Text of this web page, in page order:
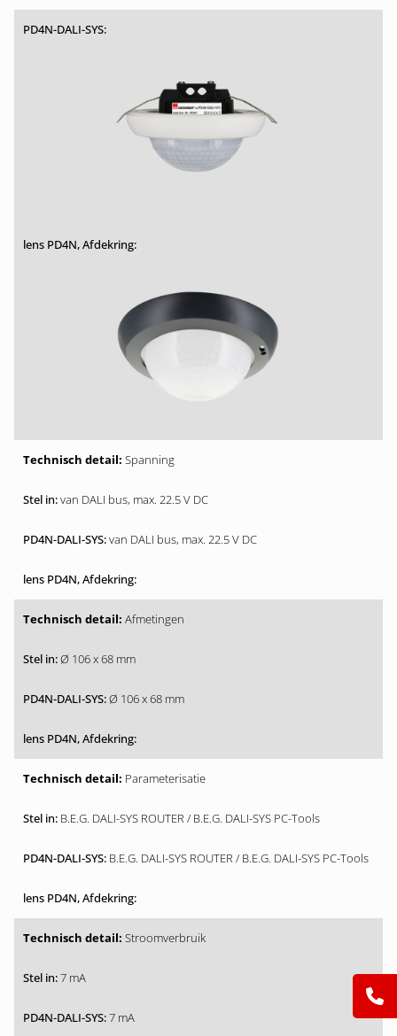
Spanning
van DALI bus, max. 22.5 V DC
van DALI bus, max. 22.5 V DC
Afmetingen
Ø 106 x 68 mm
Ø 106 x 68 mm
Parameterisatie
B.E.G. DALI-SYS ROUTER / B.E.G. DALI-SYS PC-Tools
B.E.G. DALI-SYS ROUTER / B.E.G. DALI-SYS PC-Tools
Stroomverbruik
7 mA
7 mA